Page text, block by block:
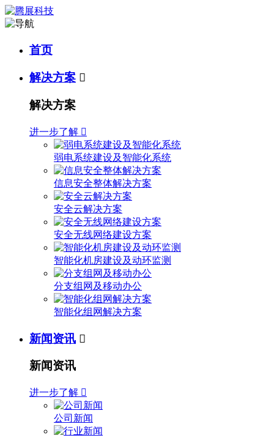
首页
解决方案 
解决方案
进一步了解 
弱电系统建设及智能化系统
信息安全整体解决方案
安全云解决方案
安全无线网络建设方案
智能化机房建设及动环监测
分支组网及移动办公
智能化组网解决方案
新闻资讯 
新闻资讯
进一步了解 
公司新闻